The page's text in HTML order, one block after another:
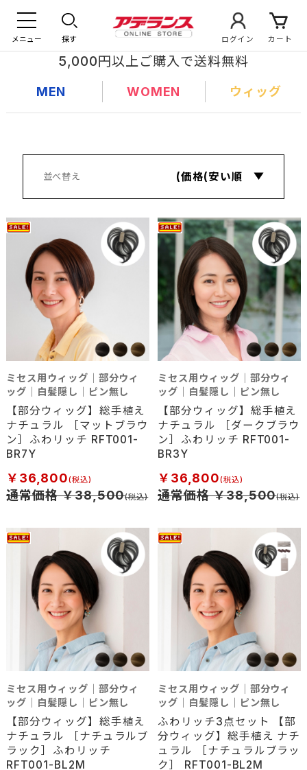
メニュー 探す ログイン カート
5,000円以上ご購入で送料無料
MEN WOMEN ウィッグ
【部分ウィッグ】総手植え
ナチュラル ［マットブラウ
ン］ふわリッチ RFT001-
BR7Y
ミセス用ウィッグ｜部分ウィ
ッグ｜白髪隠し｜ピン無し
￥36,800
通常価格 ￥38,500
【部分ウィッグ】総手植え
ナチュラル ［ダークブラウ
ン］ふわリッチ RFT001-
BR3Y
ミセス用ウィッグ｜部分ウィ
ッグ｜白髪隠し｜ピン無し
￥36,800
通常価格 ￥38,500
【部分ウィッグ】総手植え
ナチュラル ［ナチュラルブ
ラック］ふわリッチ
RFT001-BL2M
ミセス用ウィッグ｜部分ウィ
ッグ｜白髪隠し｜ピン無し
ふわリッチ3点セット 【部
分ウィッグ】総手植え ナチ
ュラル ［ナチュラルブラッ
ク］ RFT001-BL2M
ミセス用ウィッグ｜部分ウィ
ッグ｜白髪隠し｜ピン無し